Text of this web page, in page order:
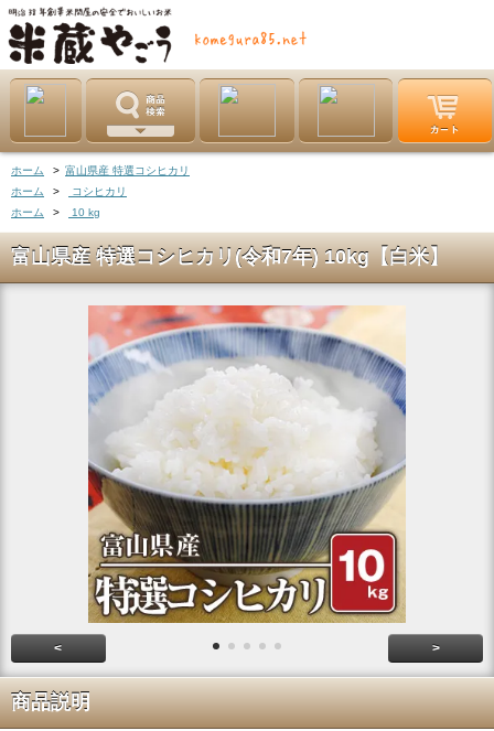
ホーム > 富山県産 特選コシヒカリ
ホーム
>
コシヒカリ
ホーム
> 10 kg
富山県産 特選コシヒカリ(令和7年) 10kg【白米】
< >
商品説明